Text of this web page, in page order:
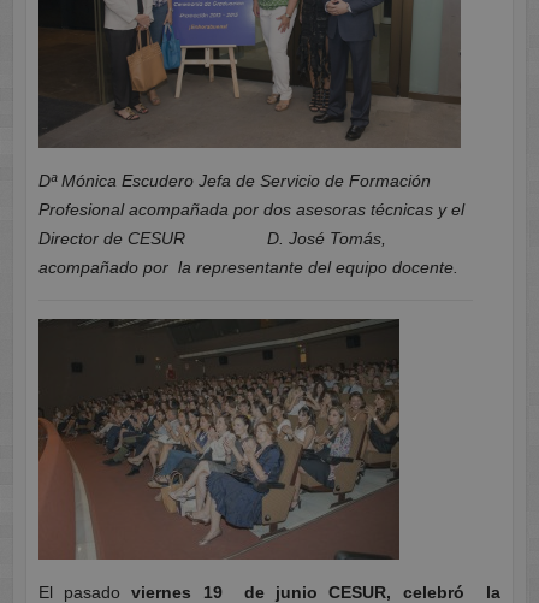
Dª Mónica Escudero Jefa de Servicio de Formación
Profesional acompañada por dos asesoras técnicas y el
Director de CESUR D. José Tomás,
acompañado por la representante del equipo docente.
El pasadoviernes 19 de junio CESUR, celebró la